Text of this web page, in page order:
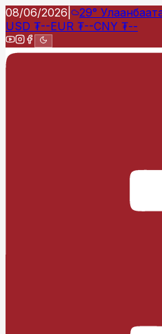
08/06/2026 29°
USD ₮--EUR ₮--CNY ₮--